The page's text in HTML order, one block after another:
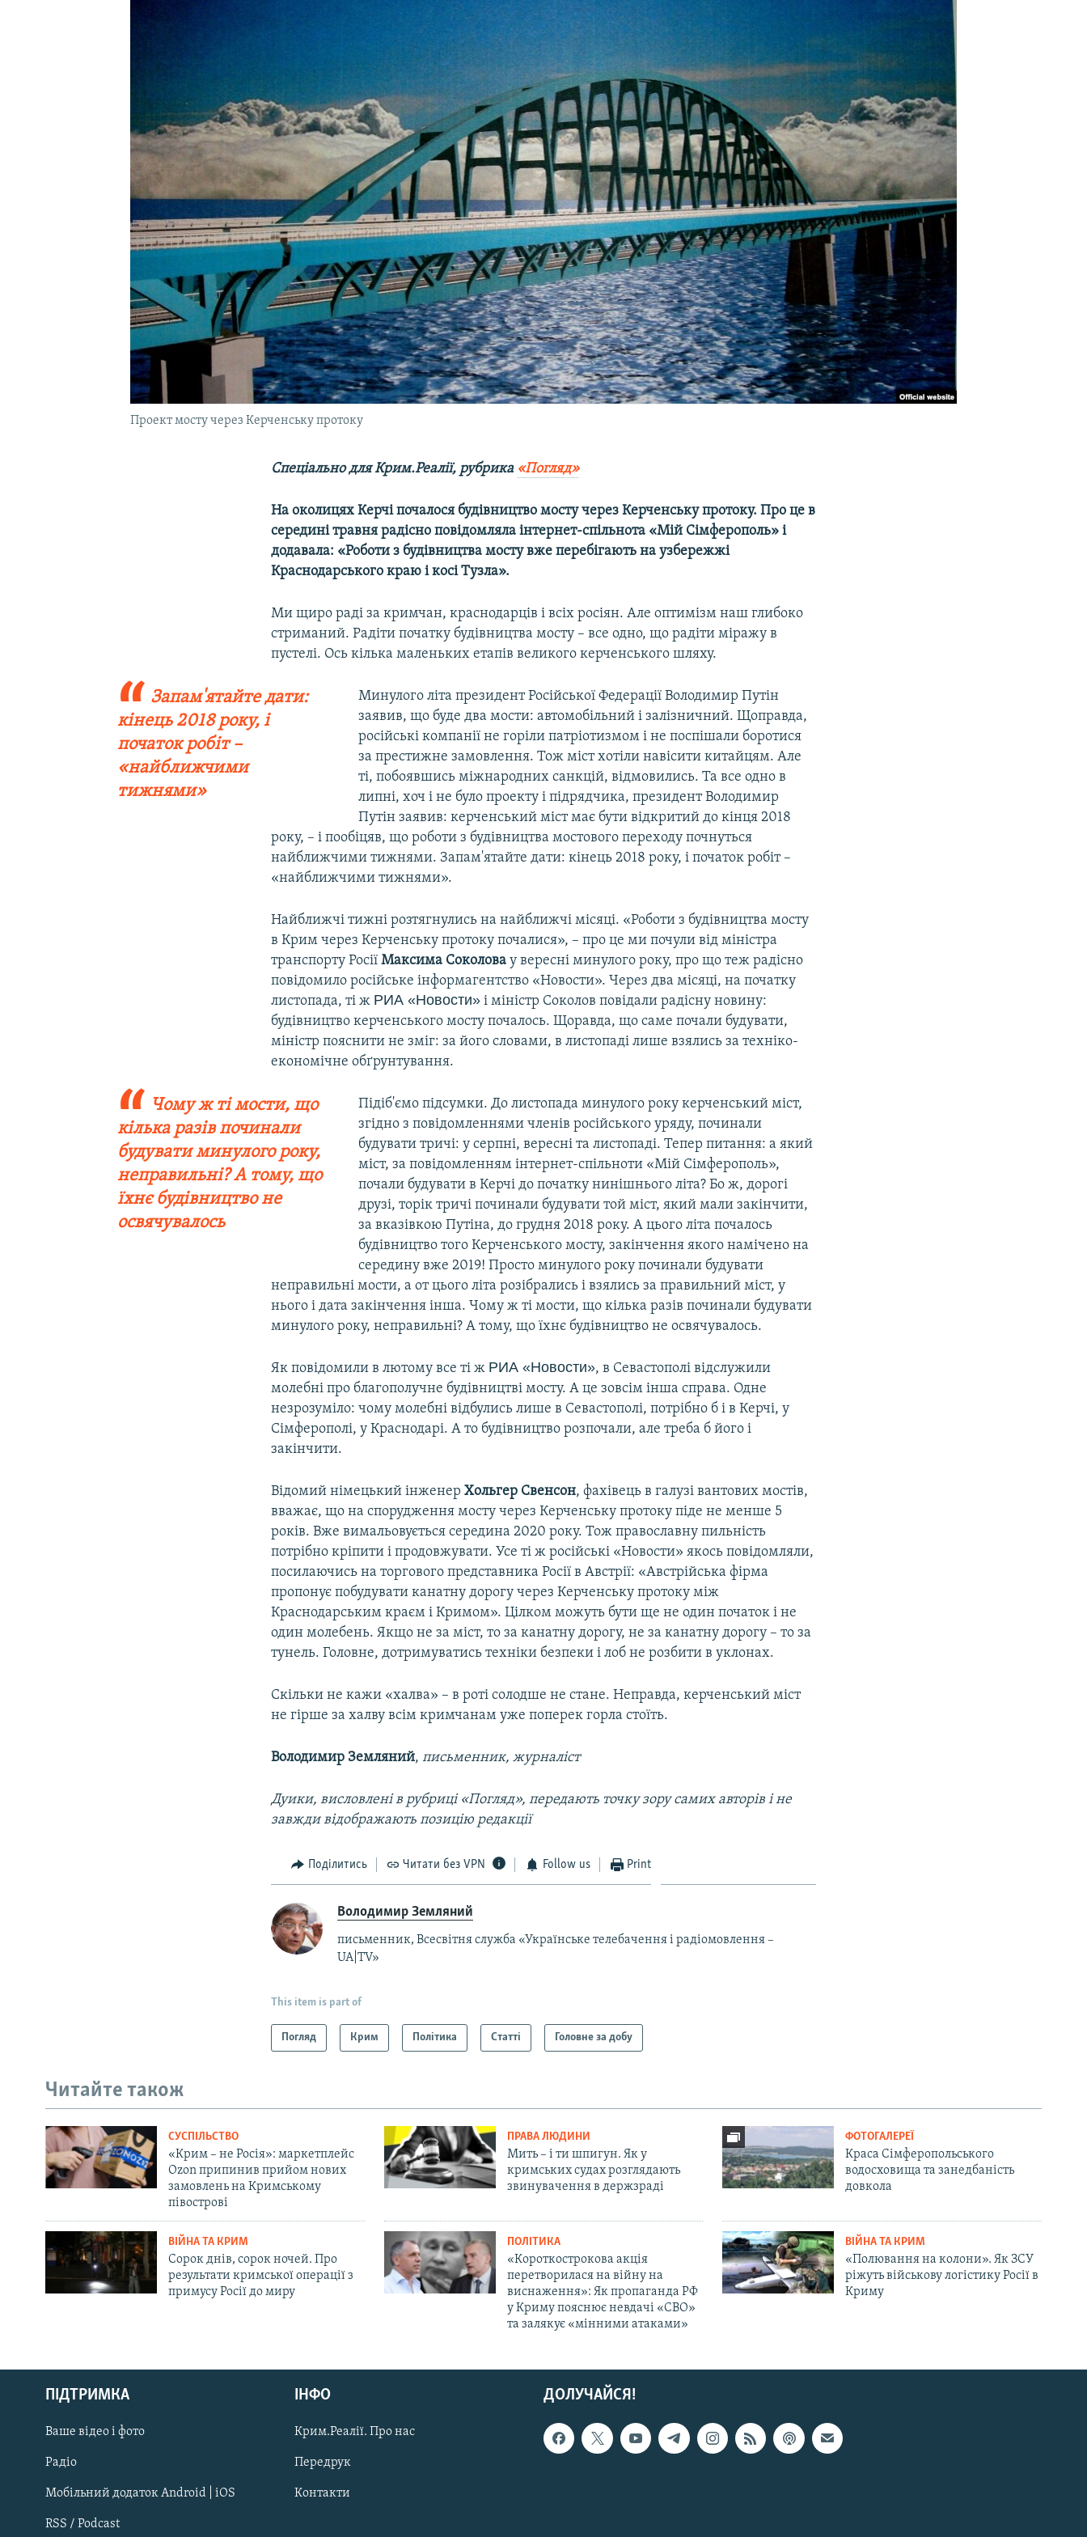
Русский
Qırımtatar
ДОЛУЧАЙСЯ!
Проект мосту через Керченську протоку
Спеціально для Крим.Реалії, рубрика «Погляд»
На околицях Керчі почалося будівництво мосту через Керченську протоку. Про це в
середині травня радісно повідомляла інтернет-спільнота «Мій Сімферополь» і
додавала: «Роботи з будівництва мосту вже перебігають на узбережжі
Краснодарського краю і косі Тузла».
Ми щиро раді за кримчан, краснодарців і всіх росіян. Але оптимізм наш глибоко
стриманий. Радіти початку будівництва мосту – все одно, що радіти міражу в
пустелі. Ось кілька маленьких етапів великого керченського шляху.
Запам'ятайте дати:
кінець 2018 року, і
початок робіт –
«найближчими
тижнями»
Минулого літа президент Російської Федерації Володимир Путін
заявив, що буде два мости: автомобільний і залізничний. Щоправда,
російські компанії не горіли патріотизмом і не поспішали боротися
за престижне замовлення. Тож міст хотіли навісити китайцям. Але
ті, побоявшись міжнародних санкцій, відмовились. Та все одно в
липні, хоч і не було проекту і підрядчика, президент Володимир
Путін заявив: керченський міст має бути відкритий до кінця 2018
року, – і пообіцяв, що роботи з будівництва мостового переходу почнуться
найближчими тижнями. Запам'ятайте дати: кінець 2018 року, і початок робіт –
«найближчими тижнями».
Найближчі тижні розтягнулись на найближчі місяці. «Роботи з будівництва мосту
в Крим через Керченську протоку почалися», – про це ми почули від міністра
транспорту РосіїМаксима Соколова у вересні минулого року, про що теж радісно
повідомило російське інформагентство «Новости». Через два місяці, на початку
листопада, ті ж РИА «Новости» і міністр Соколов повідали радісну новину:
будівництво керченського мосту почалось. Щоравда, що саме почали будувати,
міністр пояснити не зміг: за його словами, в листопаді лише взялись за техніко-
економічне обґрунтування.
Чому ж ті мости, що
кілька разів починали
будувати минулого року,
неправильні? А тому, що
їхнє будівництво не
освячувалось
Підіб'ємо підсумки. До листопада минулого року керченський міст,
згідно з повідомленнями членів російського уряду, починали
будувати тричі: у серпні, вересні та листопаді. Тепер питання: а який
міст, за повідомленням інтернет-спільноти «Мій Сімферополь»,
почали будувати в Керчі до початку нинішнього літа? Бо ж, дорогі
друзі, торік тричі починали будувати той міст, який мали закінчити,
за вказівкою Путіна, до грудня 2018 року. А цього літа почалось
будівництво того Керченського мосту, закінчення якого намічено на
середину вже 2019! Просто минулого року починали будувати
неправильні мости, а от цього літа розібрались і взялись за правильний міст, у
нього і дата закінчення інша. Чому ж ті мости, що кілька разів починали будувати
минулого року, неправильні? А тому, що їхнє будівництво не освячувалось.
Як повідомили в лютому все ті ж РИА «Новости», в Севастополі відслужили
молебні про благополучне будівництві мосту. А це зовсім інша справа. Одне
незрозуміло: чому молебні відбулись лише в Севастополі, потрібно б і в Керчі, у
Сімферополі, у Краснодарі. А то будівництво розпочали, але треба б його і
закінчити.
Відомий німецький інженерХольгер Свенсон, фахівець в галузі вантових мостів,
вважає, що на спорудження мосту через Керченську протоку піде не менше 5
років. Вже вимальовується середина 2020 року. Тож православну пильність
потрібно кріпити і продовжувати. Усе ті ж російські «Новости» якось повідомляли,
посилаючись на торгового представника Росії в Австрії: «Австрійська фірма
пропонує побудувати канатну дорогу через Керченську протоку між
Краснодарським краєм і Кримом». Цілком можуть бути ще не один початок і не
один молебень. Якщо не за міст, то за канатну дорогу, не за канатну дорогу – то за
тунель. Головне, дотримуватись техніки безпеки і лоб не розбити в уклонах.
Скільки не кажи «халва» – в роті солодше не стане. Неправда, керченський міст
не гірше за халву всім кримчанам уже поперек горла стоїть.
Володимир Земляний,письменник, журналіст
Дуики, висловлені в рубриці «Погляд», передають точку зору самих авторів і не
завжди відображають позицію редакції
Поділитись Читати без VPN Follow us Print
Володимир Земляний
письменник, Всесвітня служба «Українське телебачення і радіомовлення –
UA|TV»
This item is part of
Погляд Крим Політика Статті Головне за добу
Читайте також
СУСПІЛЬСТВО
«Крим – не Росія»: маркетплейс
Ozon припинив прийом нових
замовлень на Кримському
півострові
ПРАВА ЛЮДИНИ
Мить – і ти шпигун. Як у
кримських судах розглядають
звинувачення в держзраді
ФОТОГАЛЕРЕЇ
Краса Сімферопольського
водосховища та занедбаність
довкола
ВІЙНА ТА КРИМ
Сорок днів, сорок ночей. Про
результати кримської операції з
примусу Росії до миру
ПОЛІТИКА
«Короткострокова акція
перетворилася на війну на
виснаження»: Як пропаганда РФ
у Криму пояснює невдачі «СВО»
та залякує «мінними атаками»
ВІЙНА ТА КРИМ
«Полювання на колони». Як ЗСУ
ріжуть військову логістику Росії в
Криму
ДОЛУЧАЙСЯ!
ПІДТРИМКА
Ваше відео і фото
Радіо
Мобільний додаток Android | iOS
RSS / Podcast
ІНФО
Крим.Реалії. Про нас
Передрук
Контакти